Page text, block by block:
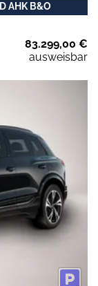
AHK B&O
83.299,00 €
ausweisbar